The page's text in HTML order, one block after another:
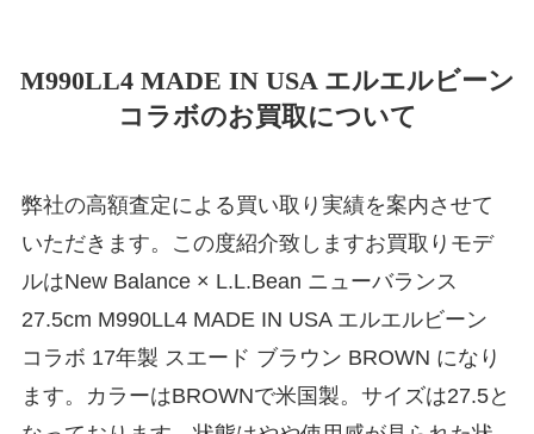
M990LL4 MADE IN USA エルエルビーン
コラボのお買取について
弊社の高額査定による買い取り実績を案内させて
いただきます。この度紹介致しますお買取りモデ
ルはNew Balance × L.L.Bean ニューバランス
27.5cm M990LL4 MADE IN USA エルエルビーン
コラボ 17年製 スエード ブラウン BROWN になり
ます。カラーはBROWNで米国製。サイズは27.5と